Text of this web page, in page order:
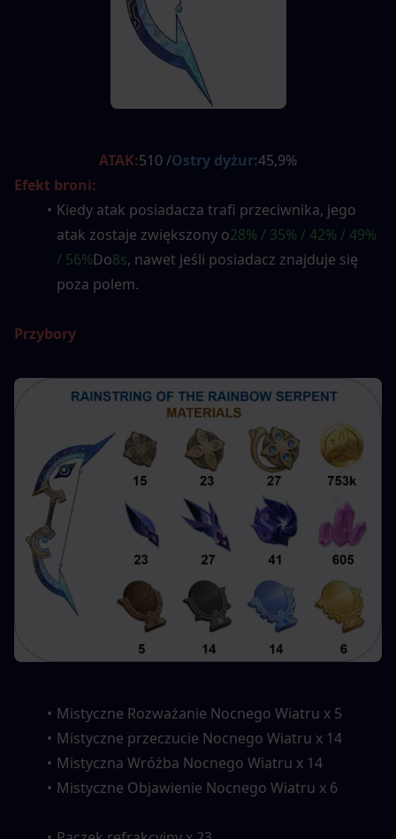
ATAK:510 /Ostry dyżur:45,9%
Efekt broni:
Kiedy atak posiadacza trafi przeciwnika, jego
atak zostaje zwiększony o28% / 35% / 42% / 49%
/ 56%Do8s, nawet jeśli posiadacz znajduje się
poza polem.
Przybory
Mistyczne Rozważanie Nocnego Wiatru x 5
Mistyczne przeczucie Nocnego Wiatru x 14
Mistyczna Wróżba Nocnego Wiatru x 14
Mistyczne Objawienie Nocnego Wiatru x 6